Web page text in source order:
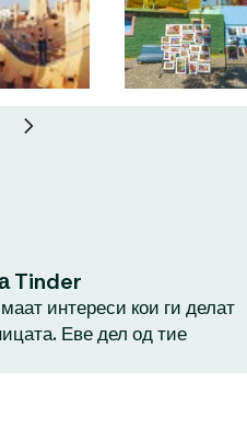
Tinder
интереси кои ги делат
Еве дел од тие